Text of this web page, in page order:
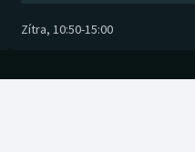
Zítra, 10:50-15:00